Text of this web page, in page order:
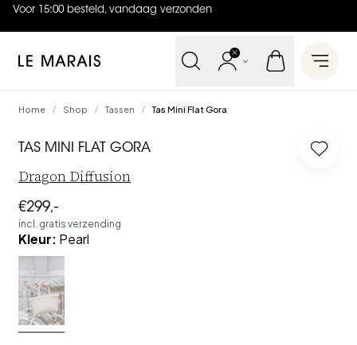
Voor 15:00 besteld, vandaag verzonden
4.9 uit5 (737 reviews)
Le Marais Open
Home / Shop / Tassen / Tas Mini Flat Gora
TAS MINI FLAT GORA Log in
Dragon Diffusion
€299,-
incl. gratis verzending
Kleur: Pearl